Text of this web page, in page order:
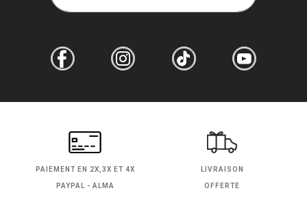
PAIEMENT EN 2X,3X ET 4X
PAYPAL - ALMA
LIVRAISON
OFFERTE